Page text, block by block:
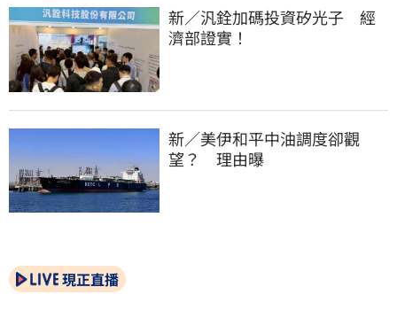
新／汎銓加碼投資矽光子　經
濟部證實！
新／美伊和平中油調度卻觀
望？　理由曝
現正直播